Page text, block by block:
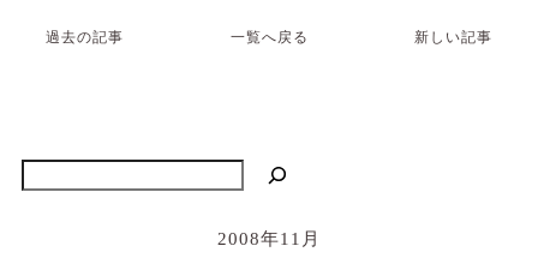
過去の記事 一覧へ戻る 新しい記事
2008年11月